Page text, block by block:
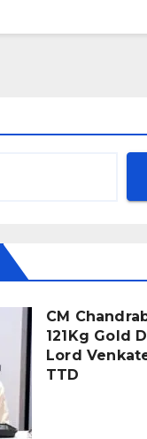
CM
121Kg Gold
Lord
TTD